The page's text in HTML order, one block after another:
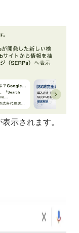
示されます。